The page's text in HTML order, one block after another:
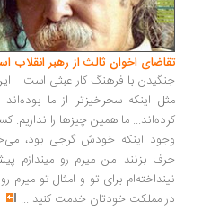
اخوان ثالث از رهبر انقلاب اسلامی
با فرهنگ کار عبثی است... این
اینکه سحرخیزتر از ما بوده‌اند و
ما همین چیزها را نداریم. کسی
اینکه خودش گرجی بود،
بزنند...من میرم رو میندازم پیش
برای تو و امثال تو میرم رو
مملکت خودتان خدمت کنید...